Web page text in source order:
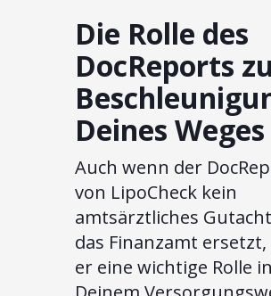
Die Rolle des
DocReports
Deines Weges
Auch wenn der
von LipoCheck kein
amtsärztliches
das Finanzamt
er eine wichtige Rolle in